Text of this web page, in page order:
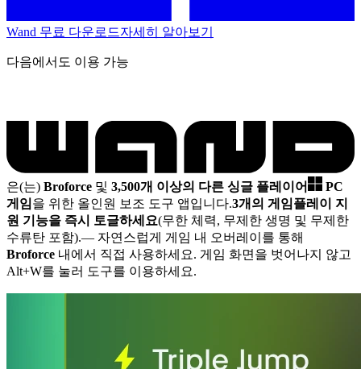
Wand 무료 다운로드자세히 알아보기
다음에서도 이용 가능
은(는) Broforce 및 3,500개 이상의 다른 싱글 플레이어
PC
게임을 위한 올인원 보조 도구 앱입니다.3개의 게임플레이 지
원 기능을 즉시 토글하세요(무한 체력, 무제한 생명 및 무제한
수류탄 포함).— 자연스럽게 게임 내 오버레이를 통해
Broforce 내에서 직접 사용하세요. 게임 화면을 벗어나지 않고
Alt+W를 눌러 도구를 이용하세요.